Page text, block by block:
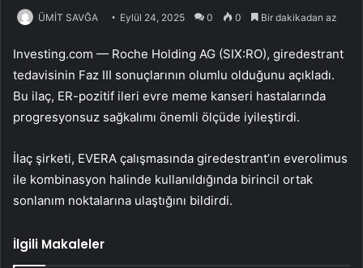
ÜMİT SAVĞA Eylül 24, 2025 0 0 Bir dakikadan az
Investing.com — Roche Holding AG (SIX:RO), giredestrant
tedavisinin Faz III sonuçlarının olumlu olduğunu açıkladı.
Bu ilaç, ER-pozitif ileri evre meme kanseri hastalarında
progresyonsuz sağkalımı önemli ölçüde iyileştirdi.
İlaç şirketi, EVERA çalışmasında giredestrant’ın everolimus
ile kombinasyon halinde kullanıldığında birincil ortak
sonlanım noktalarına ulaştığını bildirdi.
İlgili Makaleler